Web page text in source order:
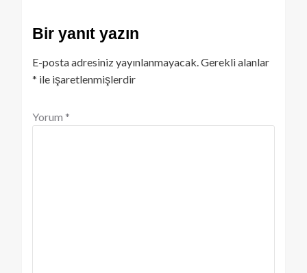
Bir yanıt yazın
E-posta adresiniz yayınlanmayacak.Gerekli alanlar
* ile işaretlenmişlerdir
Yorum *